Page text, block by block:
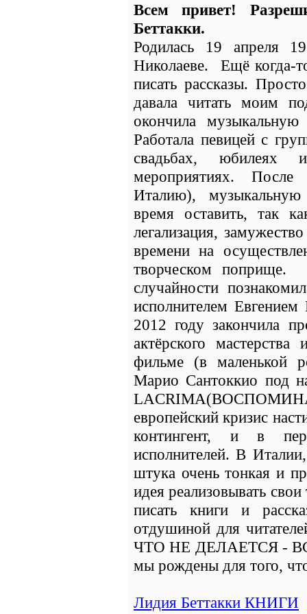
Всем привет!
Беттакки.
Родилась 19 апреля
Николаеве. Ещё когда-
писать рассказы.
давала читать моим
окончила
Работала певицей с
свадьбах, юбилеях
мероприятиях.
Италию), музыкальную
время оставить, так
легализация,
времени на
творческом
случайности
исполнителем
2012 году закончила
актёрского
фильме (в маленькой
Марио Сантоккио под
европейский кризис
контингент, и в
исполнителей. В
штука очень тонкая и
идея реализовывать
писать книги и
отдушиной для
ЧТО НЕ ДЕЛАЕТСЯ -
мы рождены для того,
Лидия Беттакки КНИГИ